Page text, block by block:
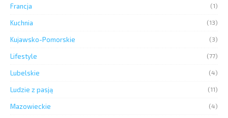
Francja (1)
Kuchnia (13)
Kujawsko-Pomorskie (3)
Lifestyle (77)
Lubelskie (4)
Ludzie z pasją (11)
Mazowieckie (4)